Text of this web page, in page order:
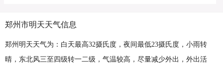
郑州市明天天气信息
郑州明天天气为：白天最高32摄氏度，夜间最低23摄氏度，小雨转
晴，东北风三至四级转一二级，气温较高，尽量减少外出，外出活